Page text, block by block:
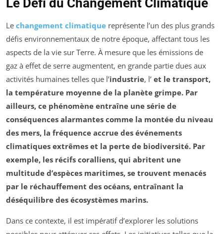
Le changement climatique représente l’un des plus grands
défis environnementaux de notre époque, affectant tous les
aspects de la vie sur Terre. À mesure que les émissions de
gaz à effet de serre augmentent, en grande partie dues aux
activités humaines telles que l’industrie, l’ et le transport,
la température moyenne de la planète grimpe. Par
ailleurs, ce phénomène entraîne une série de
conséquences alarmantes comme la montée du niveau
des mers, la fréquence accrue des événements
climatiques extrêmes et la perte de biodiversité. Par
exemple, les récifs coralliens, qui abritent une
multitude d’espèces maritimes, se trouvent menacés
par le réchauffement des océans, entraînant la
déséquilibre des écosystèmes marins.
Dans ce contexte, il est impératif d’explorer les solutions